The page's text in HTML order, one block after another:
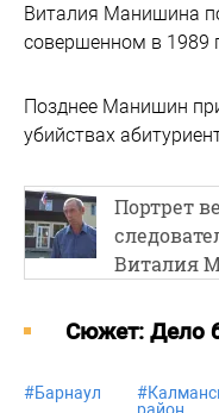
Виталия Манишина
совершенном в 1989
Позднее Манишин
убийствах
Портрет
Виталия
Cюжет: Дело
#Барнаул #
район